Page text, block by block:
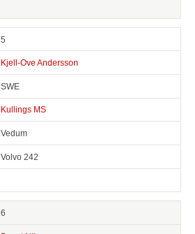
5
Kjell-Ove Andersson
SWE
Kullings MS
Vedum
Volvo 242
6